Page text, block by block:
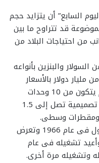
السابع” أن يتزايد حجم
قد تتراوح ما بين
من احتياجات البلاد من
والبنزين بأنواعه
بلغت أكثر من مليار دولار بالأسعار
العالمية، لافتا إلى أن مجمع التفحيم يتكون من 10 وحدات
إنتاجية، ويتم تغذيته بالمازوت بطاقة تصميمية تصل إلى 1.5
ومقطرات وسطى.
وقد تم إنشاؤه مجمع السويس للبترول فى عام 1966 وتعرض
إصلاحه وأعيد تشغيله فى عام